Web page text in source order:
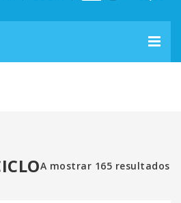
A mostrar 165 resultados